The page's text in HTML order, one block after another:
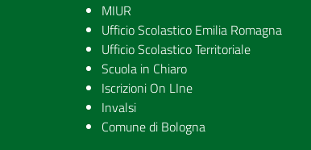
MIUR
Ufficio Scolastico Emilia Romagna
Ufficio Scolastico Territoriale
Scuola in Chiaro
Iscrizioni On LIne
Invalsi
Comune di Bologna